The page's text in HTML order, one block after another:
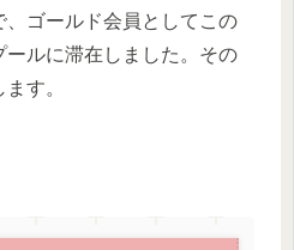
、ゴールド会員としてこの
ールに滞在しました。その
す。